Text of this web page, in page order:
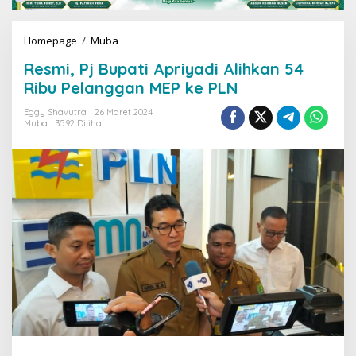
Homepage / Muba
s
m
i
,
B
u
t
i
A
p
r
y
a
d
i
Resmi, Pj Bupati Apriyadi Alihkan 54
Ribu Pelanggan MEP ke PLN
Eggy Shavutra
26 Maret 2024
Muba
3592 Dilihat